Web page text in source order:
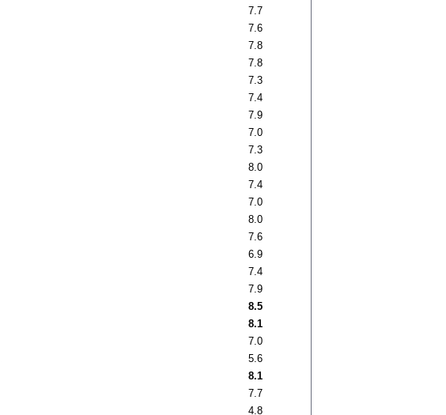
7.7
7.6
7.8
7.8
7.3
7.4
7.9
7.0
7.3
8.0
7.4
7.0
8.0
7.6
6.9
7.4
7.9
8.5
8.1
7.0
5.6
8.1
7.7
4.8